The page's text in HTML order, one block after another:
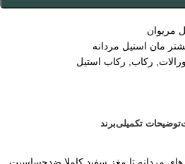
مریوان
مان استیل مردانه
, رکاب, رکاب استیل
توضیحات تکمیلیبرند